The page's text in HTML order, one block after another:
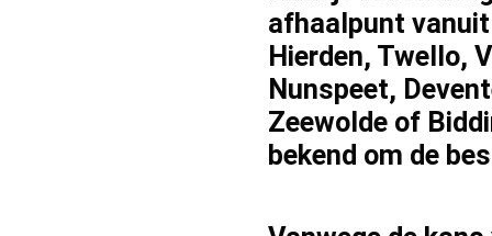
afhaalpunt
Hierden, Twello,
Nunspeet,
Zeewolde of
bekend om de